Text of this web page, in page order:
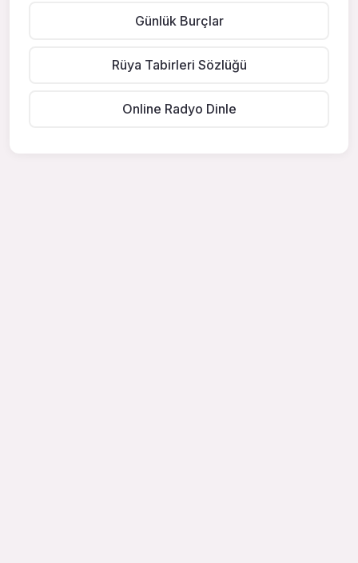
Günlük Burçlar
Rüya Tabirleri Sözlüğü
Online Radyo Dinle